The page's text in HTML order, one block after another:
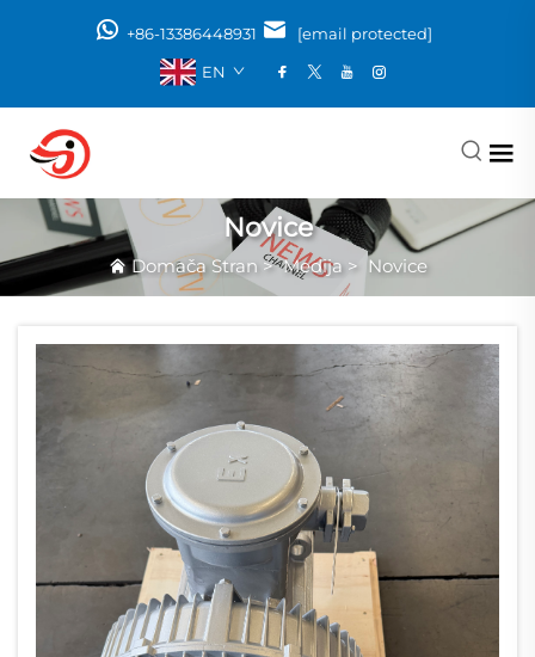
+86-13386448931
[email protected]
EN
Novice
Domača Stran >Medija> Novice